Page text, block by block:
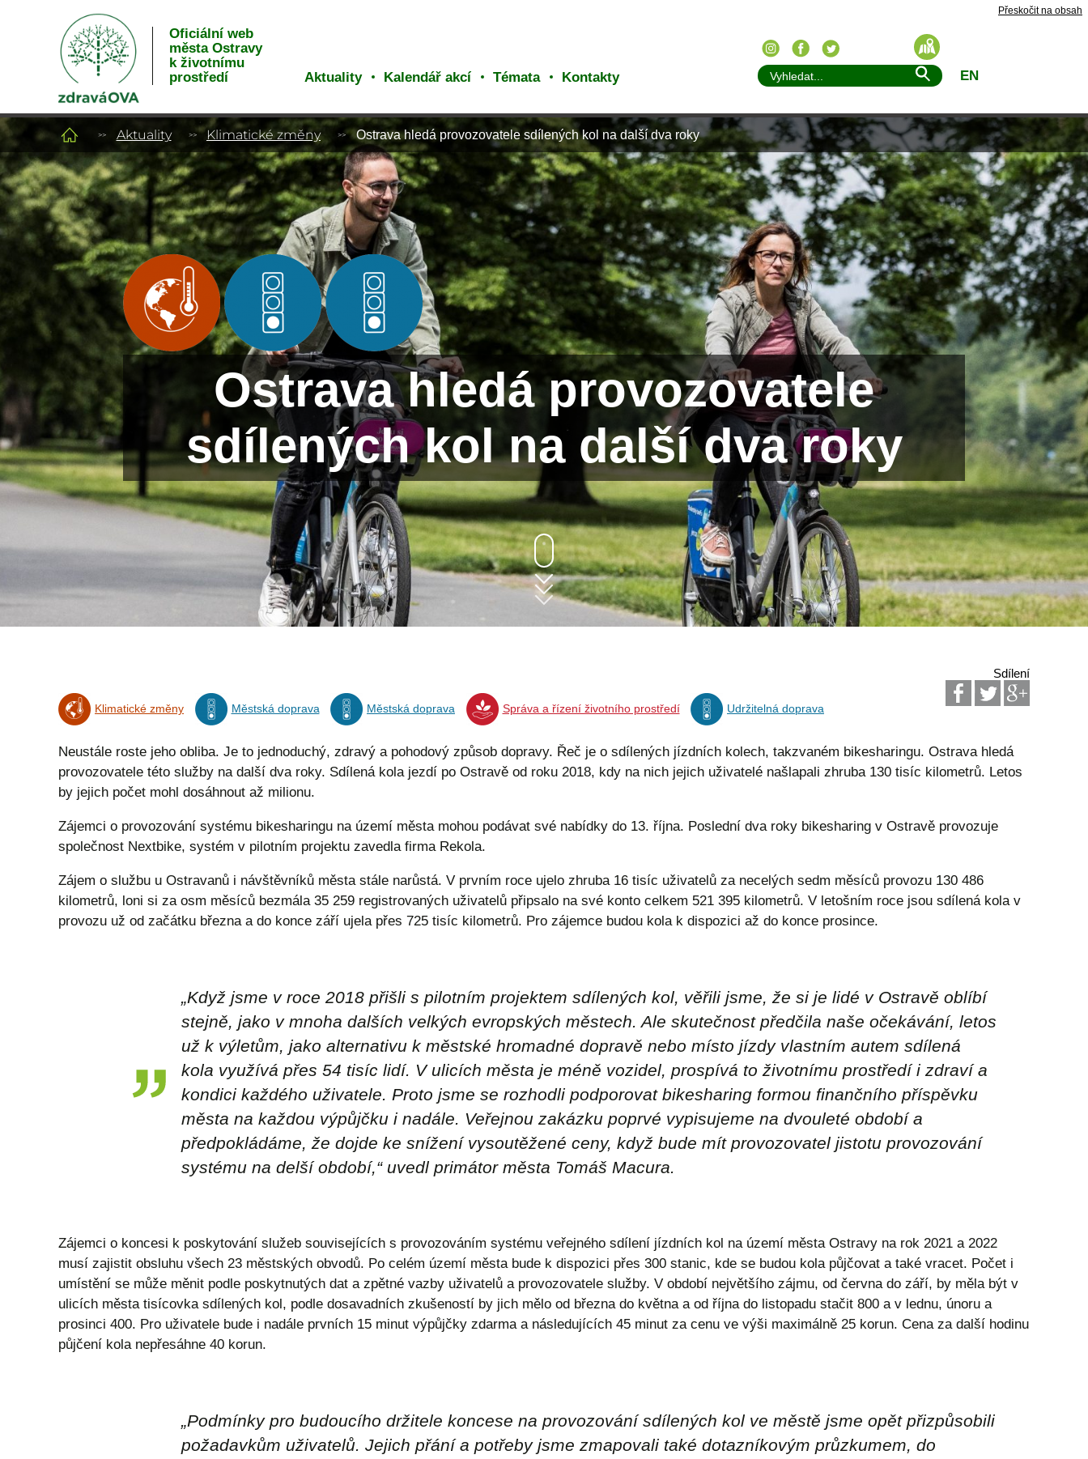
Přeskočit na obsah
Oficiální web
města Ostravy
k životnímu
prostředí
Aktuality Kalendář akcí Témata Kontakty EN
Aktuality Klimatické změny Ostrava hledá provozovatele sdílených kol na další dva roky
Ostrava hledá provozovatele
sdílených kol na další dva roky
Sdílení
Klimatické změny Městská doprava Městská doprava Správa a řízení životního prostředí Udržitelná doprava
Neustále roste jeho obliba. Je to jednoduchý, zdravý a pohodový způsob dopravy. Řeč je o sdílených jízdních kolech, takzvaném bikesharingu. Ostrava hledá
provozovatele této služby na další dva roky. Sdílená kola jezdí po Ostravě od roku 2018, kdy na nich jejich uživatelé našlapali zhruba 130 tisíc kilometrů. Letos
by jejich počet mohl dosáhnout až milionu.
Zájemci o provozování systému bikesharingu na území města mohou podávat své nabídky do 13. října. Poslední dva roky bikesharing v Ostravě provozuje
společnost Nextbike, systém v pilotním projektu zavedla firma Rekola.
Zájem o službu u Ostravanů i návštěvníků města stále narůstá. V prvním roce ujelo zhruba 16 tisíc uživatelů za necelých sedm měsíců provozu 130 486
kilometrů, loni si za osm měsíců bezmála 35 259 registrovaných uživatelů připsalo na své konto celkem 521 395 kilometrů. V letošním roce jsou sdílená kola v
provozu už od začátku března a do konce září ujela přes 725 tisíc kilometrů. Pro zájemce budou kola k dispozici až do konce prosince.
„Když jsme v roce 2018 přišli s pilotním projektem sdílených kol, věřili jsme, že si je lidé v Ostravě oblíbí
stejně, jako v mnoha dalších velkých evropských městech. Ale skutečnost předčila naše očekávání, letos
už k výletům, jako alternativu k městské hromadné dopravě nebo místo jízdy vlastním autem sdílená
kola využívá přes 54 tisíc lidí. V ulicích města je méně vozidel, prospívá to životnímu prostředí i zdraví a
kondici každého uživatele. Proto jsme se rozhodli podporovat bikesharing formou finančního příspěvku
města na každou výpůjčku i nadále. Veřejnou zakázku poprvé vypisujeme na dvouleté období a
předpokládáme, že dojde ke snížení vysoutěžené ceny, když bude mít provozovatel jistotu provozování
systému na delší období,“ uvedl primátor města Tomáš Macura.
Zájemci o koncesi k poskytování služeb souvisejících s provozováním systému veřejného sdílení jízdních kol na území města Ostravy na rok 2021 a 2022
musí zajistit obsluhu všech 23 městských obvodů. Po celém území města bude k dispozici přes 300 stanic, kde se budou kola půjčovat a také vracet. Počet i
umístění se může měnit podle poskytnutých dat a zpětné vazby uživatelů a provozovatele služby. V období největšího zájmu, od června do září, by měla být v
ulicích města tisícovka sdílených kol, podle dosavadních zkušeností by jich mělo od března do května a od října do listopadu stačit 800 a v lednu, únoru a
prosinci 400. Pro uživatele bude i nadále prvních 15 minut výpůjčky zdarma a následujících 45 minut za cenu ve výši maximálně 25 korun. Cena za další hodinu
půjčení kola nepřesáhne 40 korun.
„Podmínky pro budoucího držitele koncese na provozování sdílených kol ve městě jsme opět přizpůsobili
požadavkům uživatelů. Jejich přání a potřeby jsme zmapovali také dotazníkovým průzkumem, do